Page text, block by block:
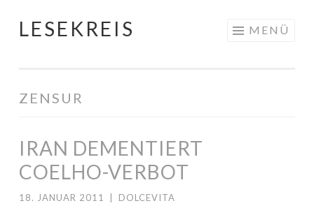
Springe
LESEKREIS MENÜ
ZENSUR
IRAN DEMENTIERT
COELHO-VERBOT
18. JANUAR 2011 DOLCEVITA